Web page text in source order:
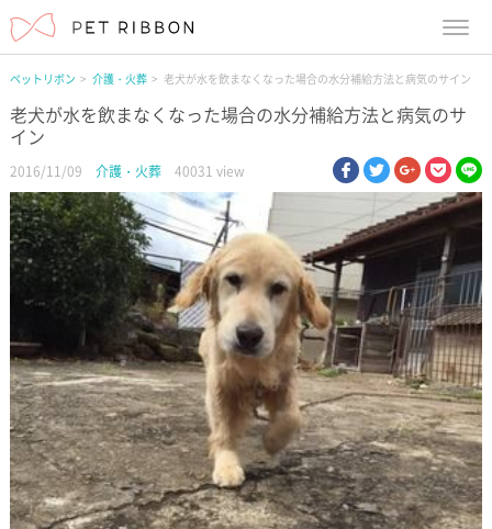
ペットリボン 介護・火葬 老犬が水を飲まなくなった場合の水分補給方法と病気のサイン
老犬が水を飲まなくなった場合の水分補給方法と病気のサ
イン
2016/11/09 介護・火葬 40031 view facebook
twittergoogle